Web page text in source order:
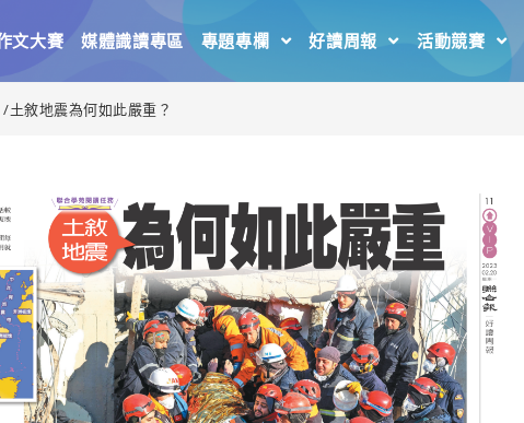
文大賽 媒體識讀專區 專題專欄 好讀周報 活動競賽
土敘地震為何如此嚴重？